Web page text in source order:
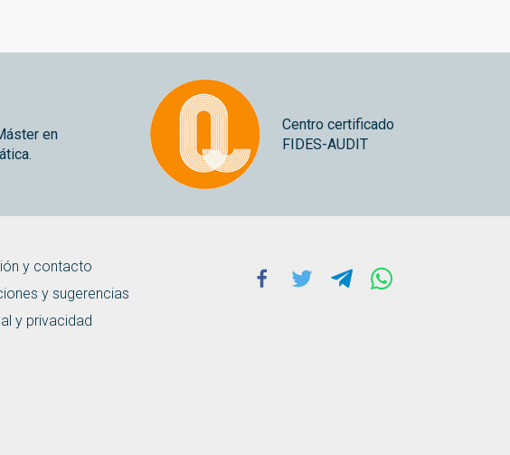
en
Centro certificado
FIDES-AUDIT
y contacto
y sugerencias
y privacidad
Facebook
Twitter Telegram